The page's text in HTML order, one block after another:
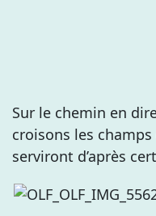
Sur le chemin en
croisons les
serviront d’après